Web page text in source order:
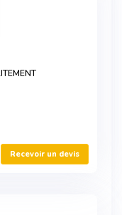
Recevoir un devis